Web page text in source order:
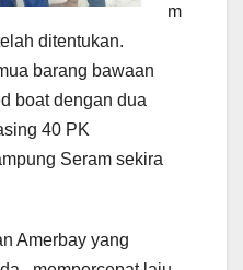
m
ditentukan.
barang bawaan
boat dengan dua
40 PK
Seram sekira
Amerbay yang